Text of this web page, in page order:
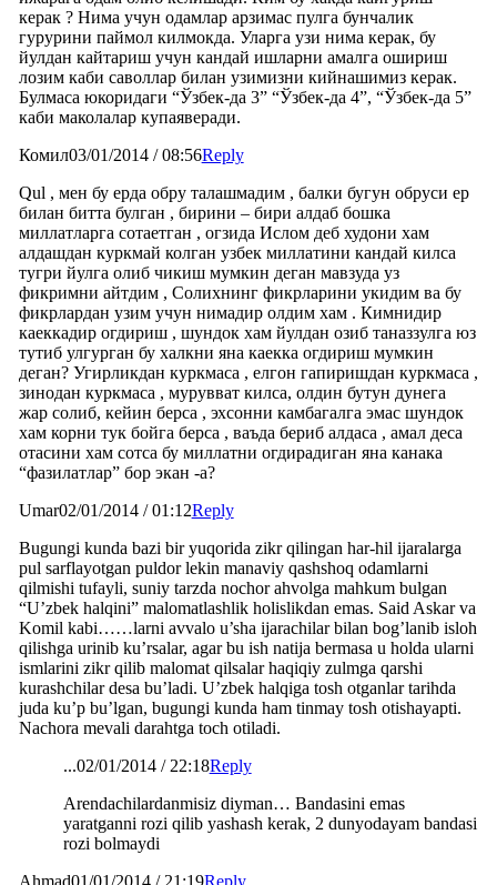
керак ? Нима учун одамлар арзимас пулга бунчалик
гурурини паймол килмокда. Уларга узи нима керак, бу
йулдан кайтариш учун кандай ишларни амалга ошириш
лозим каби саволлар билан узимизни кийнашимиз керак.
Булмаса юкоридаги “Ўзбек-да 3” “Ўзбек-да 4”, “Ўзбек-да 5”
каби маколалар купаяверади.
Комил03/01/2014 / 08:56Reply
Qul , мен бу ерда обру талашмадим , балки бугун обруси ер
билан битта булган , бирини – бири алдаб бошка
миллатларга сотаетган , огзида Ислом деб худони хам
алдашдан куркмай колган узбек миллатини кандай килса
тугри йулга олиб чикиш мумкин деган мавзуда уз
фикримни айтдим , Солихнинг фикрларини укидим ва бу
фикрлардан узим учун нимадир олдим хам . Кимнидир
каеккадир огдириш , шундок хам йулдан озиб таназзулга юз
тутиб улгурган бу халкни яна каекка огдириш мумкин
деган? Угирликдан куркмаса , елгон гапиришдан куркмаса ,
зинодан куркмаса , мурувват килса, олдин бутун дунега
жар солиб, кейин берса , эхсонни камбагалга эмас шундок
хам корни тук бойга берса , ваъда бериб алдаса , амал деса
отасини хам сотса бу миллатни огдирадиган яна канака
“фазилатлар” бор экан -а?
Umar02/01/2014 / 01:12Reply
Bugungi kunda bazi bir yuqorida zikr qilingan har-hil ijaralarga
pul sarflayotgan puldor lekin manaviy qashshoq odamlarni
qilmishi tufayli, suniy tarzda nochor ahvolga mahkum bulgan
“U’zbek halqini” malomatlashlik holislikdan emas. Said Askar va
Komil kabi……larni avvalo u’sha ijarachilar bilan bog’lanib isloh
qilishga urinib ku’rsalar, agar bu ish natija bermasa u holda ularni
ismlarini zikr qilib malomat qilsalar haqiqiy zulmga qarshi
kurashchilar desa bu’ladi. U’zbek halqiga tosh otganlar tarihda
juda ku’p bu’lgan, bugungi kunda ham tinmay tosh otishayapti.
Nachora mevali darahtga toch otiladi.
...02/01/2014 / 22:18Reply
Arendachilardanmisiz diyman… Bandasini emas
yaratganni rozi qilib yashash kerak, 2 dunyodayam bandasi
rozi bolmaydi